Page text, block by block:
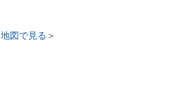
地図で見る ＞